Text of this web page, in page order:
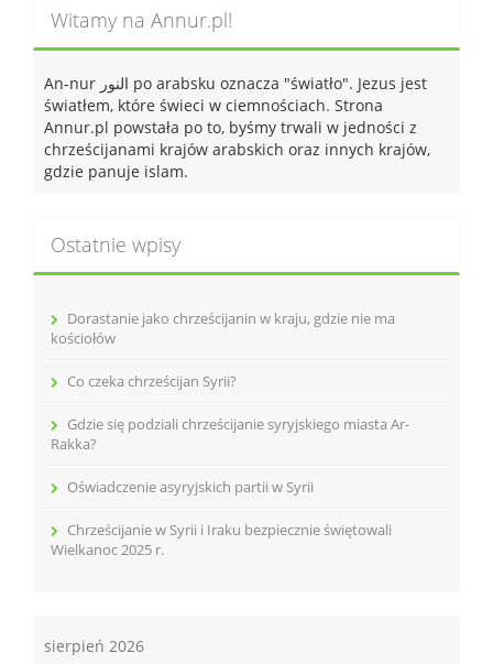
Witamy na Annur.pl!
An-nur النور po arabsku oznacza "światło". Jezus jest
światłem, które świeci w ciemnościach. Strona
Annur.pl powstała po to, byśmy trwali w jedności z
chrześcijanami krajów arabskich oraz innych krajów,
gdzie panuje islam.
Ostatnie wpisy
Dorastanie jako chrześcijanin w kraju, gdzie nie ma
kościołów
Co czeka chrześcijan Syrii?
Gdzie się podziali chrześcijanie syryjskiego miasta Ar-
Rakka?
Oświadczenie asyryjskich partii w Syrii
Chrześcijanie w Syrii i Iraku bezpiecznie świętowali
Wielkanoc 2025 r.
sierpień 2026